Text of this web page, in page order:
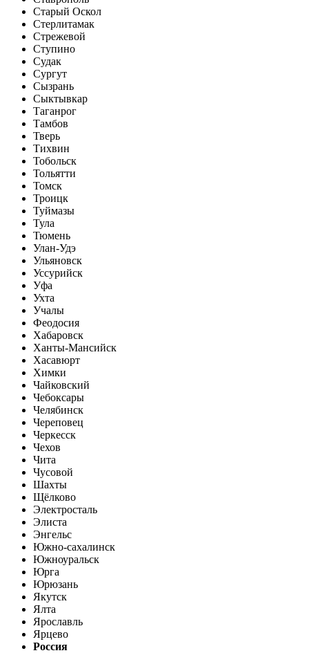
Старый Оскол
Стерлитамак
Стрежевой
Ступино
Судак
Сургут
Сызрань
Сыктывкар
Таганрог
Тамбов
Тверь
Тихвин
Тобольск
Тольятти
Томск
Троицк
Туймазы
Тула
Тюмень
Улан-Удэ
Ульяновск
Уссурийск
Уфа
Ухта
Учалы
Феодосия
Хабаровск
Ханты-Мансийск
Хасавюрт
Химки
Чайковский
Чебоксары
Челябинск
Череповец
Черкесск
Чехов
Чита
Чусовой
Шахты
Щёлково
Электросталь
Элиста
Энгельс
Южно-сахалинск
Южноуральск
Юрга
Юрюзань
Якутск
Ялта
Ярославль
Ярцево
Россия